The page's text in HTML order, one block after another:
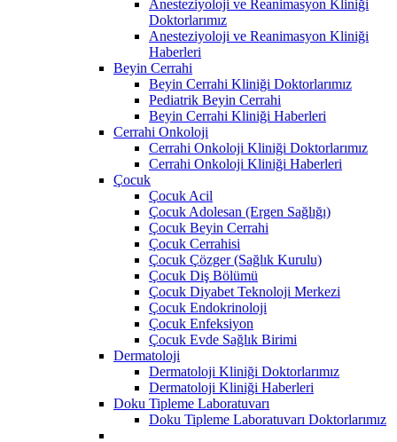
Anesteziyoloji ve Reanimasyon Kliniği
Doktorlarımız
Anesteziyoloji ve Reanimasyon Kliniği
Haberleri
Beyin Cerrahi
Beyin Cerrahi Kliniği Doktorlarımız
Pediatrik Beyin Cerrahi
Beyin Cerrahi Kliniği Haberleri
Cerrahi Onkoloji
Cerrahi Onkoloji Kliniği Doktorlarımız
Cerrahi Onkoloji Kliniği Haberleri
Çocuk
Çocuk Acil
Çocuk Adolesan (Ergen Sağlığı)
Çocuk Beyin Cerrahi
Çocuk Cerrahisi
Çocuk Çözger (Sağlık Kurulu)
Çocuk Diş Bölümü
Çocuk Diyabet Teknoloji Merkezi
Çocuk Endokrinoloji
Çocuk Enfeksiyon
Çocuk Evde Sağlık Birimi
Dermatoloji
Dermatoloji Kliniği Doktorlarımız
Dermatoloji Kliniği Haberleri
Doku Tipleme Laboratuvarı
Doku Tipleme Laboratuvarı Doktorlarımız